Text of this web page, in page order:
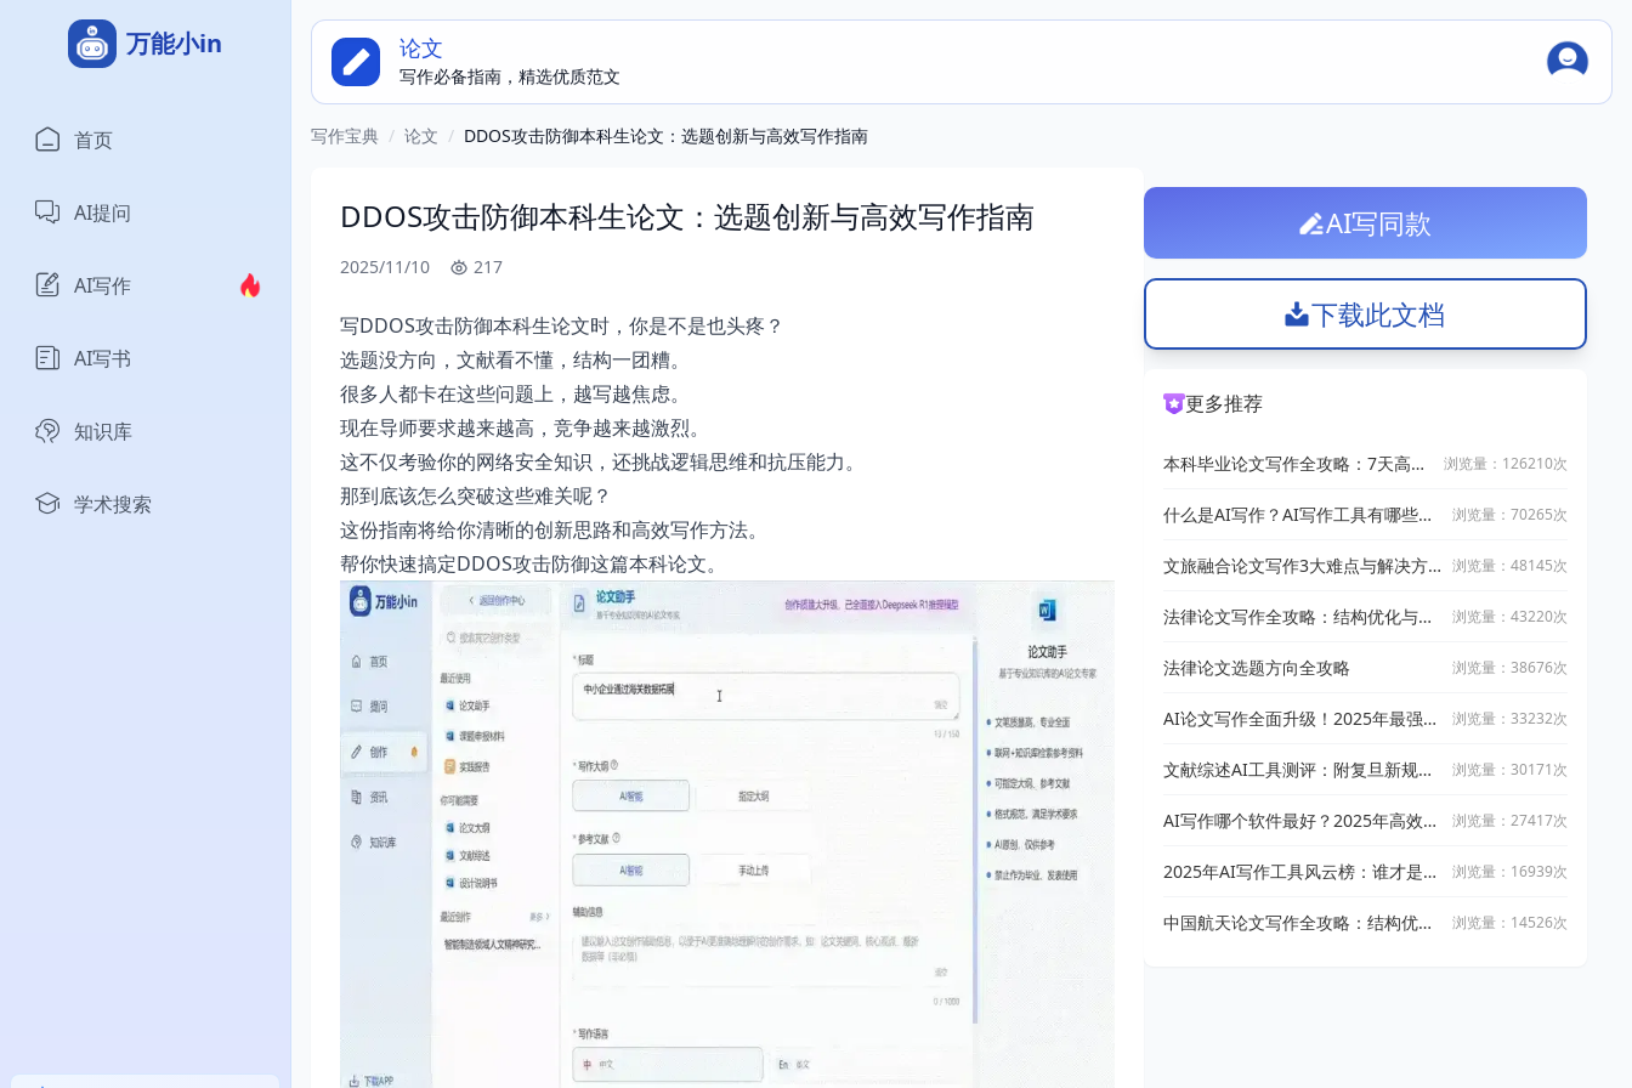
万能小in
首页
AI提问
AI写作
AI写书
知识库
学术搜索
论文
写作必备指南，精选优质范文
写作宝典 / 论文 / DDOS攻击防御本科生论文：选题创新与高效写作指南
DDOS攻击防御本科生论文：选题创新与高效写作指南
2025/11/10 217
写DDOS攻击防御本科生论文时，你是不是也头疼？
选题没方向，文献看不懂，结构一团糟。
很多人都卡在这些问题上，越写越焦虑。
现在导师要求越来越高，竞争越来越激烈。
这不仅考验你的网络安全知识，还挑战逻辑思维和抗压能力。
那到底该怎么突破这些难关呢？
这份指南将给你清晰的创新思路和高效写作方法。
帮你快速搞定DDOS攻击防御这篇本科论文。
AI写同款
下载此文档
更多推荐
本科毕业论文写作全攻略：7天高效
浏览量：126210次
什么是AI写作？AI写作工具有哪些？
浏览量：70265次
文旅融合论文写作3大难点与解决方
浏览量：48145次
法律论文写作全攻略：结构优化与文
浏览量：43220次
法律论文选题方向全攻略 浏览量：38676次
AI论文写作全面升级！2025年最强写
稿
浏览量：33232次
文献综述AI工具测评：附复旦新规下
浏览量：30171次
AI写作哪个软件最好？2025年高效智
浏览量：27417次
2025年AI写作工具风云榜：谁才是真
浏览量：16939次
中国航天论文写作全攻略：结构优化
浏览量：14526次